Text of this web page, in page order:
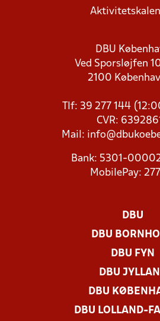
DBU
Ved Sporsløjfen
2100
Tlf: 39 277 144
CVR:
Mail:
Bank: 5301-
MobilePay:
DBU
DBU
DBU FYN
DBU
DBU
DBU LOLLAND-